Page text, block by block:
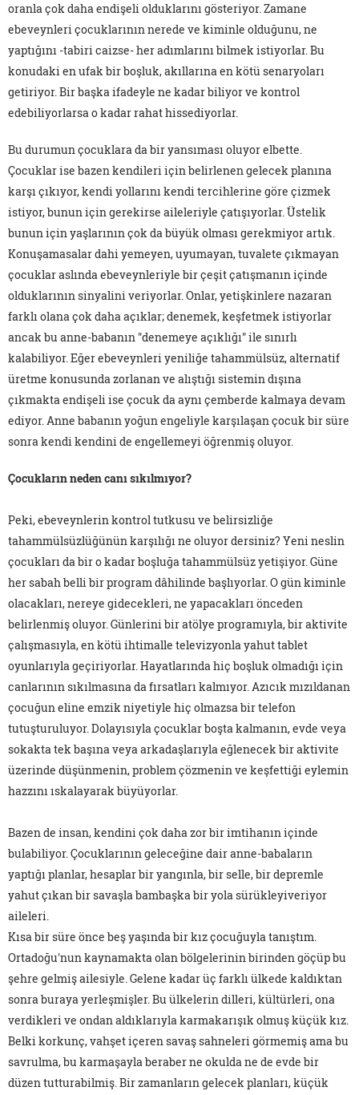
oranla çok daha endişeli olduklarını gösteriyor. Zamane
ebeveynleri çocuklarının nerede ve kiminle olduğunu, ne
yaptığını -tabiri caizse- her adımlarını bilmek istiyorlar. Bu
konudaki en ufak bir boşluk, akıllarına en kötü senaryoları
getiriyor. Bir başka ifadeyle ne kadar biliyor ve kontrol
edebiliyorlarsa o kadar rahat hissediyorlar.
Bu durumun çocuklara da bir yansıması oluyor elbette.
Çocuklar ise bazen kendileri için belirlenen gelecek planına
karşı çıkıyor, kendi yollarını kendi tercihlerine göre çizmek
istiyor, bunun için gerekirse aileleriyle çatışıyorlar. Üstelik
bunun için yaşlarının çok da büyük olması gerekmiyor artık.
Konuşamasalar dahi yemeyen, uyumayan, tuvalete çıkmayan
çocuklar aslında ebeveynleriyle bir çeşit çatışmanın içinde
olduklarının sinyalini veriyorlar. Onlar, yetişkinlere nazaran
farklı olana çok daha açıklar; denemek, keşfetmek istiyorlar
ancak bu anne-babanın "denemeye açıklığı" ile sınırlı
kalabiliyor. Eğer ebeveynleri yeniliğe tahammülsüz, alternatif
üretme konusunda zorlanan ve alıştığı sistemin dışına
çıkmakta endişeli ise çocuk da aynı çemberde kalmaya devam
ediyor. Anne babanın yoğun engeliyle karşılaşan çocuk bir süre
sonra kendi kendini de engellemeyi öğrenmiş oluyor.
Çocukların neden canı sıkılmıyor?
Peki, ebeveynlerin kontrol tutkusu ve belirsizliğe
tahammülsüzlüğünün karşılığı ne oluyor dersiniz? Yeni neslin
çocukları da bir o kadar boşluğa tahammülsüz yetişiyor. Güne
her sabah belli bir program dâhilinde başlıyorlar. O gün kiminle
olacakları, nereye gidecekleri, ne yapacakları önceden
belirlenmiş oluyor. Günlerini bir atölye programıyla, bir aktivite
çalışmasıyla, en kötü ihtimalle televizyonla yahut tablet
oyunlarıyla geçiriyorlar. Hayatlarında hiç boşluk olmadığı için
canlarının sıkılmasına da fırsatları kalmıyor. Azıcık mızıldanan
çocuğun eline emzik niyetiyle hiç olmazsa bir telefon
tutuşturuluyor. Dolayısıyla çocuklar boşta kalmanın, evde veya
sokakta tek başına veya arkadaşlarıyla eğlenecek bir aktivite
üzerinde düşünmenin, problem çözmenin ve keşfettiği eylemin
hazzını ıskalayarak büyüyorlar.
Bazen de insan, kendini çok daha zor bir imtihanın içinde
bulabiliyor. Çocuklarının geleceğine dair anne-babaların
yaptığı planlar, hesaplar bir yangınla, bir selle, bir depremle
yahut çıkan bir savaşla bambaşka bir yola sürükleyiveriyor
aileleri.
Kısa bir süre önce beş yaşında bir kız çocuğuyla tanıştım.
Ortadoğu'nun kaynamakta olan bölgelerinin birinden göçüp bu
şehre gelmiş ailesiyle. Gelene kadar üç farklı ülkede kaldıktan
sonra buraya yerleşmişler. Bu ülkelerin dilleri, kültürleri, ona
verdikleri ve ondan aldıklarıyla karmakarışık olmuş küçük kız.
Belki korkunç, vahşet içeren savaş sahneleri görmemiş ama bu
savrulma, bu karmaşayla beraber ne okulda ne de evde bir
düzen tutturabilmiş. Bir zamanların gelecek planları, küçük